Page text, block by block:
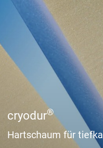
Darum puren
Kontakt
Produkte & Lösungen
Mein Bereich
Aktuelles
Bauherren-Wissen
cryodur®
Hartschaum für